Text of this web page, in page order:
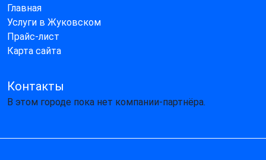
Главная
Услуги в Жуковском
Прайс-лист
Карта сайта
Контакты
В этом городе пока нет компании-партнёра.